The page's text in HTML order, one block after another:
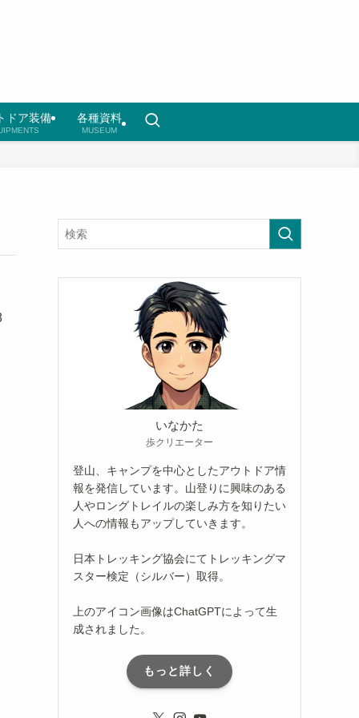
ドア装備 各種資料
MUSEUM
いなかた
歩クリエーター
登山、キャンプを中心としたアウトドア情
報を発信しています。山登りに興味のある
人やロングトレイルの楽しみ方を知りたい
人への情報もアップしていきます。
日本トレッキング協会にてトレッキングマ
スター検定（シルバー）取得。
上のアイコン画像はChatGPTによって生
成されました。
もっと詳しく